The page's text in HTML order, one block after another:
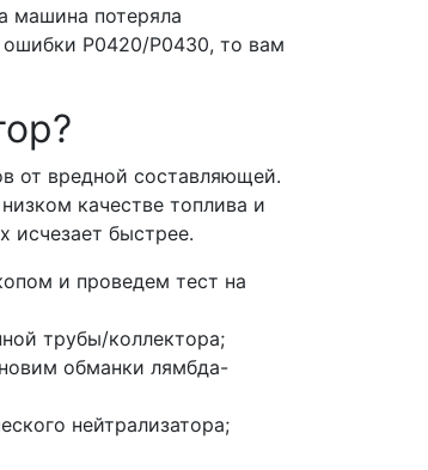
машина потеряла
ошибки Р0420/Р0430, то вам
от вредной составляющей.
качестве топлива и
исчезает быстрее.
и проведем тест на
трубы/коллектора;
обманки лямбда-
нейтрализатора;